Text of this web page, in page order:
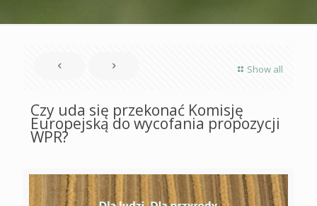
Show all
Czy uda się przekonać Komisję
Europejską do wycofania propozycji
WPR?